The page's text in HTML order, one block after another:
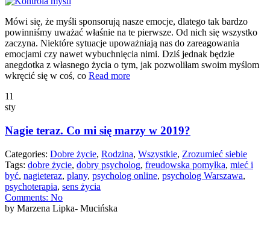
Mówi się, że myśli sponsorują nasze emocje, dlatego tak bardzo
powinniśmy uważać właśnie na te pierwsze. Od nich się wszystko
zaczyna. Niektóre sytuacje upoważniają nas do zareagowania
emocjami czy nawet wybuchnięcia nimi. Dziś jednak będzie
anegdotka z własnego życia o tym, jak pozwoliłam swoim myślom
wkręcić się w coś, co Read more
11
sty
Nagie teraz. Co mi się marzy w 2019?
Categories: Dobre życie, Rodzina, Wszystkie, Zrozumieć siebie
Tags: dobre życie, dobry psycholog, freudowska pomyłka, mieć i
być, nagieteraz, plany, psycholog online, psycholog Warszawa,
psychoterapia, sens życia
Comments: No
by Marzena Lipka- Mucińska